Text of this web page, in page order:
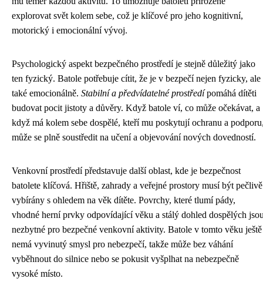
explorovat svět kolem sebe, což je klíčové pro jeho kognitivní,
motorický i emocionální vývoj.
Psychologický aspekt bezpečného prostředí je stejně důležitý jako
ten fyzický. Batole potřebuje cítit, že je v bezpečí nejen fyzicky, ale
také emocionálně. Stabilní a předvídatelné prostředípomáhá dítěti
budovat pocit jistoty a důvěry. Když batole ví, co může očekávat, a
když má kolem sebe dospělé, kteří mu poskytují ochranu a
může se plně soustředit na učení a objevování nových dovedností.
Venkovní prostředí představuje další oblast, kde je bezpečnost
batolete klíčová. Hřiště, zahrady a veřejné prostory musí být pečlivě
vybírány s ohledem na věk dítěte. Povrchy, které tlumí pády,
vhodné herní prvky odpovídající věku a stálý dohled dospělých
nezbytné pro bezpečné venkovní aktivity. Batole v tomto věku ještě
nemá vyvinutý smysl pro nebezpečí, takže může bez váhání
vyběhnout do silnice nebo se pokusit vyšplhat na nebezpečně
vysoké místo.